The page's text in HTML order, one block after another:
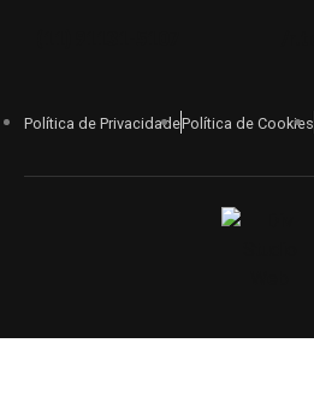
Política de PrivacidadePolítica de Cookies